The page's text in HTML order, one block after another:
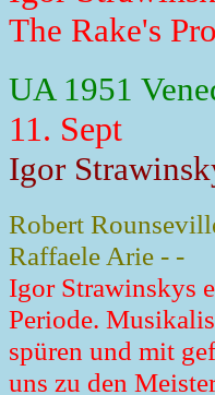
The Rake's
UA 1951
11. Sept
Igor
Robert
Raffaele Arie - -
Igor Strawinskys
Periode.
spüren und mit
uns zu den